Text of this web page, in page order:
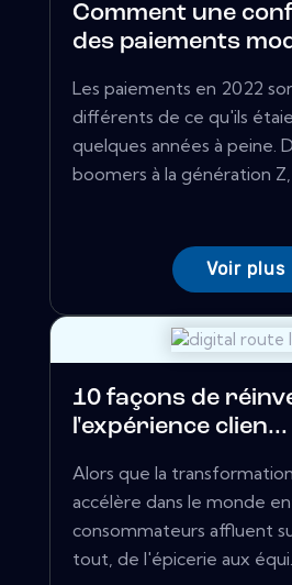
Comment une
des paiements
Les paiements en 2022
différents de ce qu'ils
quelques années à peine.
boomers à la génération Z,
Voir plus
10 façons de
l'expérience clien...
Alors que la
accélère dans le monde
consommateurs affluent
tout, de l'épicerie aux